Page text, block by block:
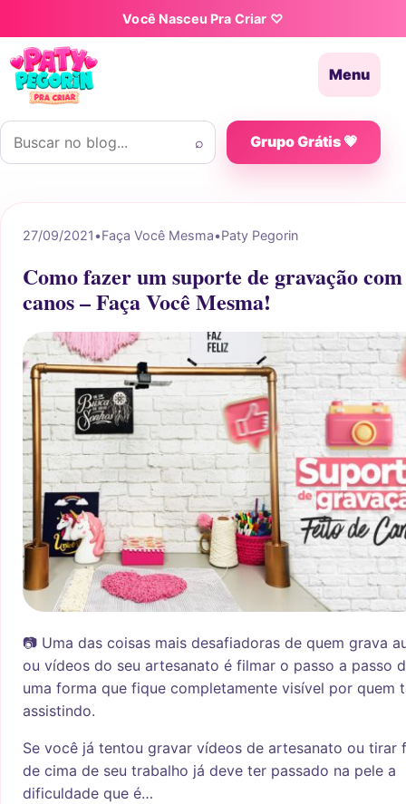
Pular para o conteúdoVocê Nasceu Pra Criar ♡
Menu
Buscar por:
⌕ Grupo Grátis 💗
27/09/2021 •Faça Você Mesma•Paty Pegorin
Como fazer um suporte de gravação com
canos – Faça Você Mesma!
📷 Uma das coisas mais desafiadoras de quem grava
ou vídeos do seu artesanato é filmar o passo a passo
uma forma que fique completamente visível por quem
assistindo.
Se você já tentou gravar vídeos de artesanato ou tirar
de cima de seu trabalho já deve ter passado na pele a
dificuldade que é…